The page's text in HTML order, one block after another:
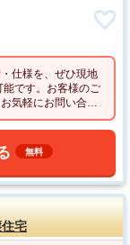
仕様を、ぜひ現地
気軽にお問い合わ
無料
宅